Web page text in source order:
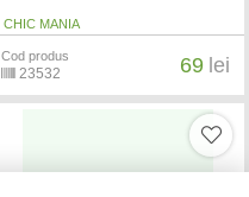
CHIC MANIA
Cod produs
23532 69 lei